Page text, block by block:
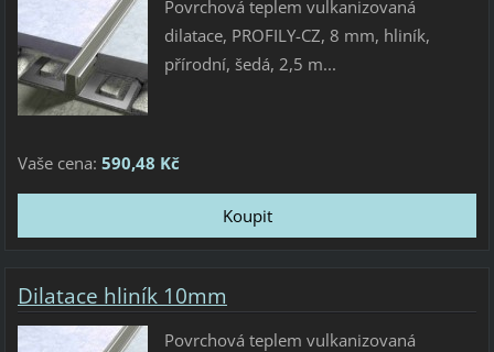
Povrchová teplem vulkanizovaná
dilatace, PROFILY-CZ, 8 mm, hliník,
přírodní, šedá, 2,5 m...
Vaše cena: 590,48 Kč
Dilatace hliník 10mm
Povrchová teplem vulkanizovaná